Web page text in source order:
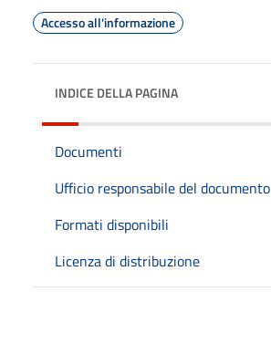
Accesso all'informazione
INDICE DELLA PAGINA
Documenti
Ufficio responsabile del documento
Formati disponibili
Licenza di distribuzione